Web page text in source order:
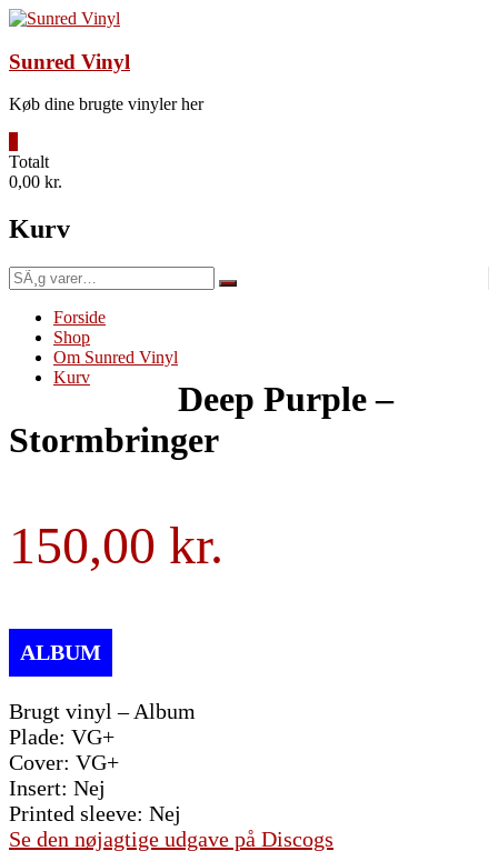
Videre
indhold
Sunred Vinyl
Køb dine brugte vinyler her
Totalt
0,00 kr.
Kurv
SÃ¸g
efter:
Forside
Shop
Om Sunred Vinyl
Kurv
Deep Purple –
Stormbringer
150,00
Brugt vinyl – Album
Plade: VG+
Cover: VG+
Insert: Nej
Printed sleeve: Nej
Se den nøjagtige udgave på Discogs